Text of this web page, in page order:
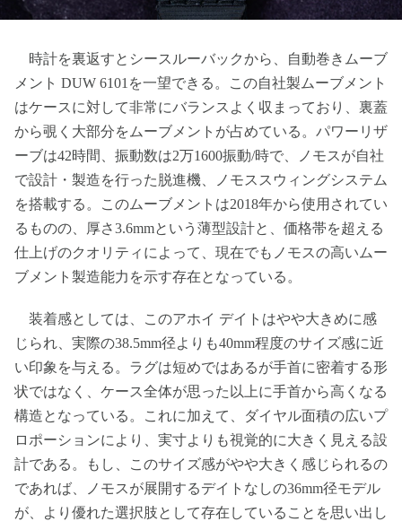
時計を裏返すとシースルーバックから、自動巻きムーブ
メント DUW 6101を一望できる。この自社製ムーブメント
はケースに対して非常にバランスよく収まっており、裏蓋
から覗く大部分をムーブメントが占めている。パワーリザ
ーブは42時間、振動数は2万1600振動/時で、ノモスが自社
で設計・製造を行った脱進機、ノモススウィングシステム
を搭載する。このムーブメントは2018年から使用されてい
るものの、厚さ3.6mmという薄型設計と、価格帯を超える
仕上げのクオリティによって、現在でもノモスの高いムー
ブメント製造能力を示す存在となっている。
装着感としては、このアホイ デイトはやや大きめに感
じられ、実際の38.5mm径よりも40mm程度のサイズ感に近
い印象を与える。ラグは短めではあるが手首に密着する形
状ではなく、ケース全体が思った以上に手首から高くなる
構造となっている。これに加えて、ダイヤル面積の広いプ
ロポーションにより、実寸よりも視覚的に大きく見える設
計である。もし、このサイズ感がやや大きく感じられるの
であれば、ノモスが展開するデイトなしの36mm径モデル
が、より優れた選択肢として存在していることを思い出し